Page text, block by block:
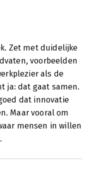
Zet met duidelijke
voorbeelden
als de
ja: dat gaat samen.
dat innovatie
Maar vooral om
mensen in willen